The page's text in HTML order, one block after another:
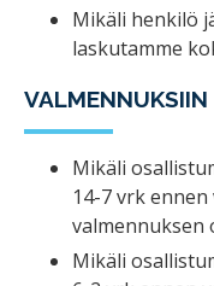
Mikäli henkilö
laskutamme
Mikäli
14-7 vrk
valmennuksen
Mikäli